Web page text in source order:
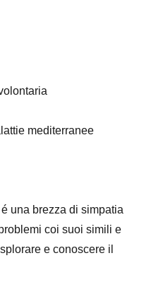
mediterranee
una brezza di simpatia
coi suoi simili e
e conoscere il